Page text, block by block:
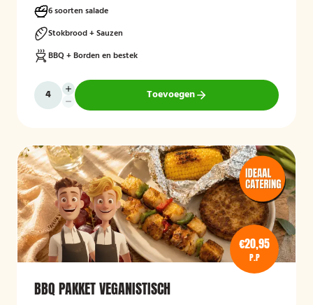
6 soorten salade
Stokbrood + Sauzen
BBQ + Borden en bestek
Toevoegen
€20,95
P.P
BBQ PAKKET VEGANISTISCH